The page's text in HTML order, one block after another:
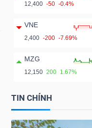
12,400 -50 -0.4%
VNE
2,400 -200 -7.69%
MZG
12,150 200 1.67%
TIN CHÍNH